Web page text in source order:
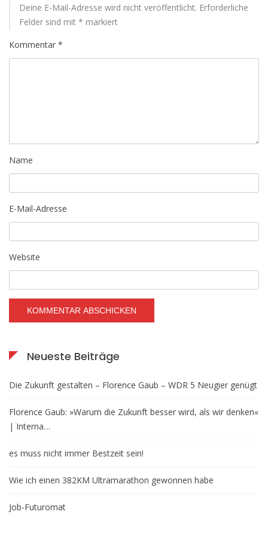
Deine E-Mail-Adresse wird nicht veröffentlicht. Erforderliche
Felder sind mit * markiert
Kommentar *
Name
E-Mail-Adresse
Website
Neueste Beiträge
Die Zukunft gestalten – Florence Gaub – WDR 5 Neugier genügt
Florence Gaub: »Warum die Zukunft besser wird, als wir denken«
| Interna…
es muss nicht immer Bestzeit sein!
Wie ich einen 382KM Ultramarathon gewonnen habe
Job-Futuromat